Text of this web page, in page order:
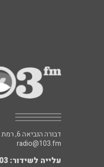
דבורה הנביאה 6, רמת השרון
radio@103.fm
עלייה לשידור: 0552-103-103